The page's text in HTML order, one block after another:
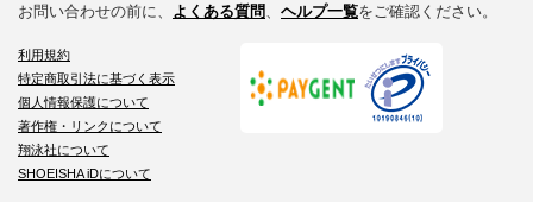
お問い合わせの前に、 よくある質問 ヘルプ一覧をご確認ください。
利用規約
特定商取引法に基づく表示
個人情報保護について
著作権・リンクについて
翔泳社について
SHOEISHA iDについて